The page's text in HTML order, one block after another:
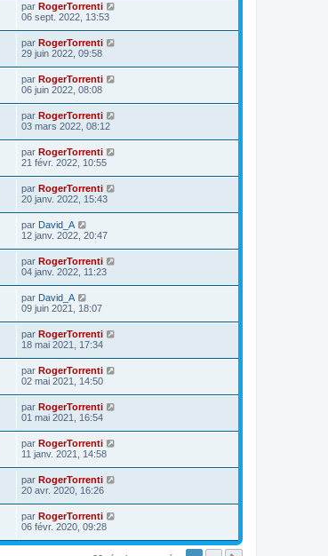
par RogerTorrenti
06 sept. 2022, 13:53
par RogerTorrenti
29 juin 2022, 09:58
par RogerTorrenti
06 juin 2022, 08:08
par RogerTorrenti
03 mars 2022, 08:12
par RogerTorrenti
21 févr. 2022, 10:55
par RogerTorrenti
20 janv. 2022, 15:43
par David_A
12 janv. 2022, 20:47
par RogerTorrenti
04 janv. 2022, 11:23
par David_A
09 juin 2021, 18:07
par RogerTorrenti
18 mai 2021, 17:34
par RogerTorrenti
02 mai 2021, 14:50
par RogerTorrenti
01 mai 2021, 16:54
par RogerTorrenti
11 janv. 2021, 14:58
par RogerTorrenti
20 avr. 2020, 16:26
par RogerTorrenti
06 févr. 2020, 09:28